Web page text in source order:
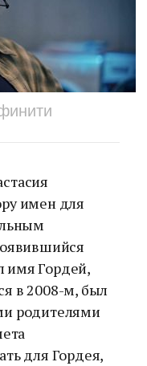
имен для
имя Гордей,
в 2008-м, был
родителями
для Гордея,